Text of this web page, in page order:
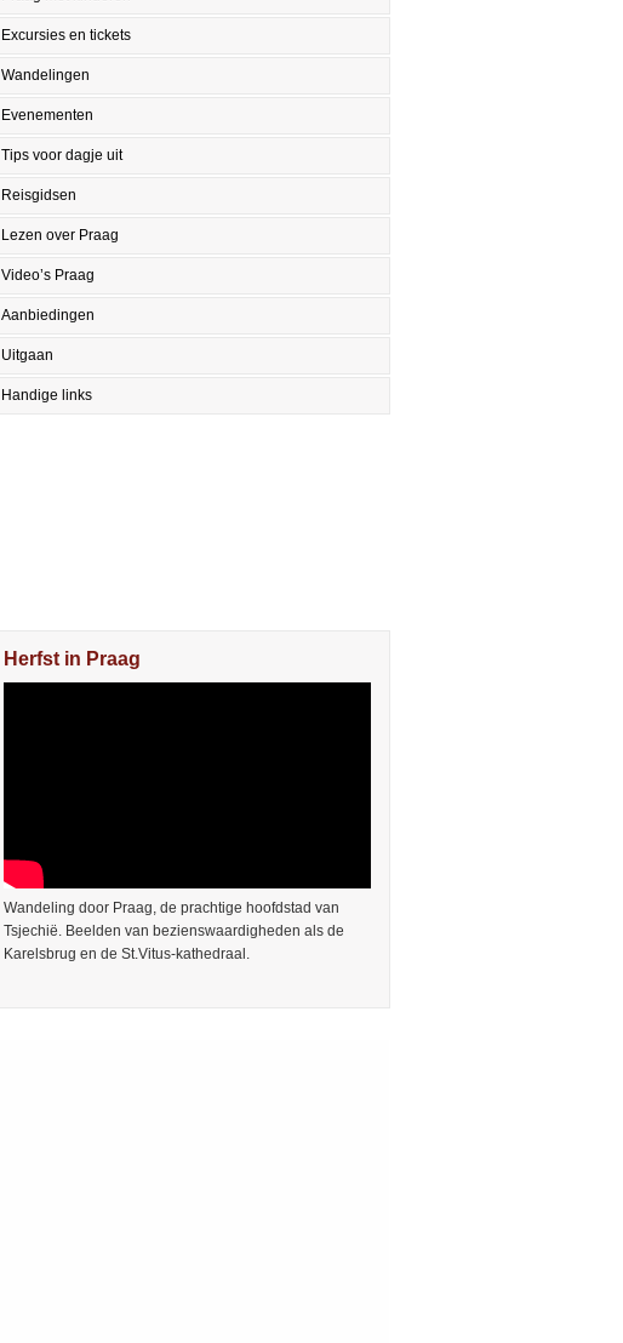
Excursies en tickets
Wandelingen
Evenementen
Tips voor dagje uit
Reisgidsen
Lezen over Praag
Video’s Praag
Aanbiedingen
Uitgaan
Handige links
Herfst in Praag
Wandeling door Praag, de prachtige hoofdstad van
Tsjechië. Beelden van bezienswaardigheden als de
Karelsbrug en de St.Vitus-kathedraal.